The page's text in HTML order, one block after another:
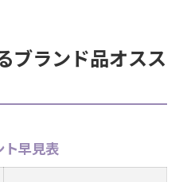
ブランド品オスス
ト早見表